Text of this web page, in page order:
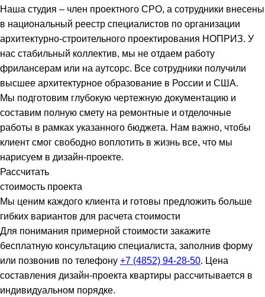
Наша студия – член проектного СРО, а сотрудники внесены
в национальный реестр специалистов по организации
архитектурно-строительного проектирования НОПРИЗ. У
нас стабильный коллектив, мы не отдаем работу
фрилансерам или на аутсорс. Все сотрудники получили
высшее архитектурное образование в России и США.
Мы подготовим глубокую чертежную документацию и
составим полную смету на ремонтные и отделочные
работы в рамках указанного бюджета. Нам важно, чтобы
клиент смог свободно воплотить в жизнь все, что мы
нарисуем в дизайн-проекте.
Рассчитать
стоимость проекта
Мы ценим каждого клиента и готовы предложить больше
гибких вариантов для расчета стоимости
Для понимания примерной стоимости закажите
бесплатную консультацию специалиста, заполнив форму
или позвонив по телефону +7 (4852) 94-28-50. Цена
составления дизайн-проекта квартиры рассчитывается в
индивидуальном порядке.